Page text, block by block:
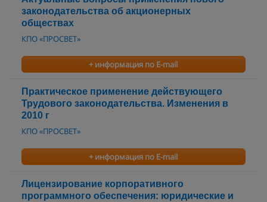
законодательства об акционерных
обществах
КПО «ПРОСВЕТ»
+ информация по E-mail
Практическое применение действующего
Трудового законодательства. Изменения в
2010 г
КПО «ПРОСВЕТ»
+ информация по E-mail
Лицензирование корпоративного
программного обеспечения: юридические и